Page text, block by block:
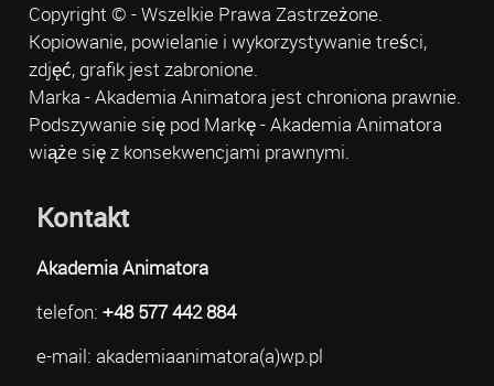
Copyright © - Wszelkie Prawa Zastrzeżone.
Kopiowanie, powielanie i wykorzystywanie treści,
zdjęć, grafik jest zabronione.
Marka - Akademia Animatora jest chroniona prawnie.
Podszywanie się pod Markę - Akademia Animatora
wiąże się z konsekwencjami prawnymi.
Kontakt
Akademia Animatora
telefon: +48 577 442 884
e-mail: akademiaanimatora(a)wp.pl